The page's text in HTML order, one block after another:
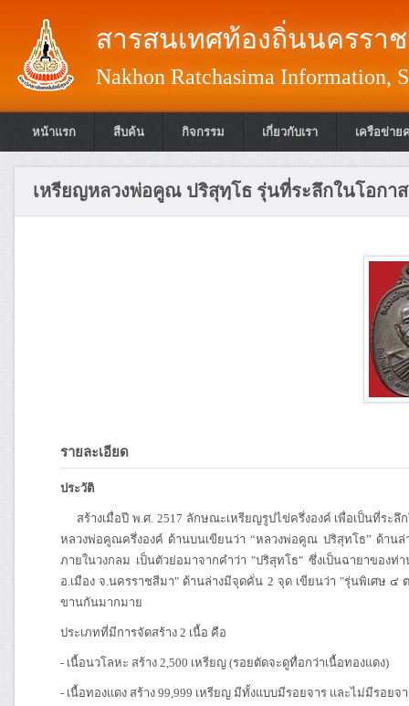
สารสนเทศท้องถิ่นนครรา
Nakhon Ratchasima Information,
หน้าแรก สืบค้น กิจกรรม เกี่ยวกับเรา เครือข่าย
เหรียญหลวงพ่อคูณ ปริสุทฺโธ รุ่นที่ระลึกในโอกา
รายละเอียด
ประวัติ
สร้างเมื่อปี พ.ศ. 2517 ลักษณะเหรียญรูปไข่ครึ่งองค์ เพื่อเป็นที่ระ
หลวงพ่อคูณครึ่งองค์ ด้านบนเขียนว่า “หลวงพ่อคูณ ปริสุทโธ” ด้าน
ภายในวงกลม เป็นตัวย่อมาจากคำว่า "ปริสุทโธ" ซึ่งเป็นฉายาของ
อ.เมือง จ.นครราชสีมา" ด้านล่างมีจุดคั่น 2 จุด เขียนว่า "รุ่นพิเศษ
ขานกันมากมาย
ประเภทที่มีการจัดสร้าง 2 เนื้อ คือ
- เนื้อนวโลหะ สร้าง 2,500 เหรียญ (รอยตัดจะดูทื่อกว่าเนื้อทองแดง)
- เนื้อทองแดง สร้าง 99,999 เหรียญ มีทั้งแบบมีรอยจาร และไม่มีรอยจ